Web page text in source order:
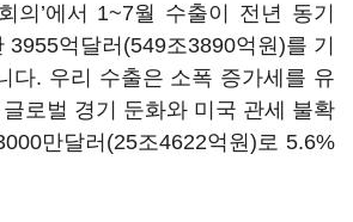
의’에서 1~7월 수출이 전년 동기
억달러(549조3890억원)를 기
다. 우리 수출은 소폭 증가세를 유
로벌 경기 둔화와 미국 관세 불확
만달러(25조4622억원)로 5.6%